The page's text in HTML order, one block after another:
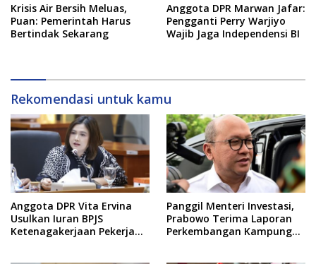
Krisis Air Bersih Meluas,
Puan: Pemerintah Harus
Bertindak Sekarang
Anggota DPR Marwan Jafar:
Pengganti Perry Warjiyo
Wajib Jaga Independensi BI
Rekomendasi untuk kamu
Anggota DPR Vita Ervina
Usulkan Iuran BPJS
Ketenagakerjaan Pekerja
Panggil Menteri Investasi,
Prabowo Terima Laporan
Perkembangan Kampung